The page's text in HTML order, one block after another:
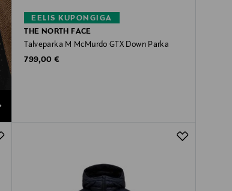
EELIS KUPONGIGA
THE NORTH FACE
Talveparka M McMurdo GTX Down Parka
Original Price
799,00 €